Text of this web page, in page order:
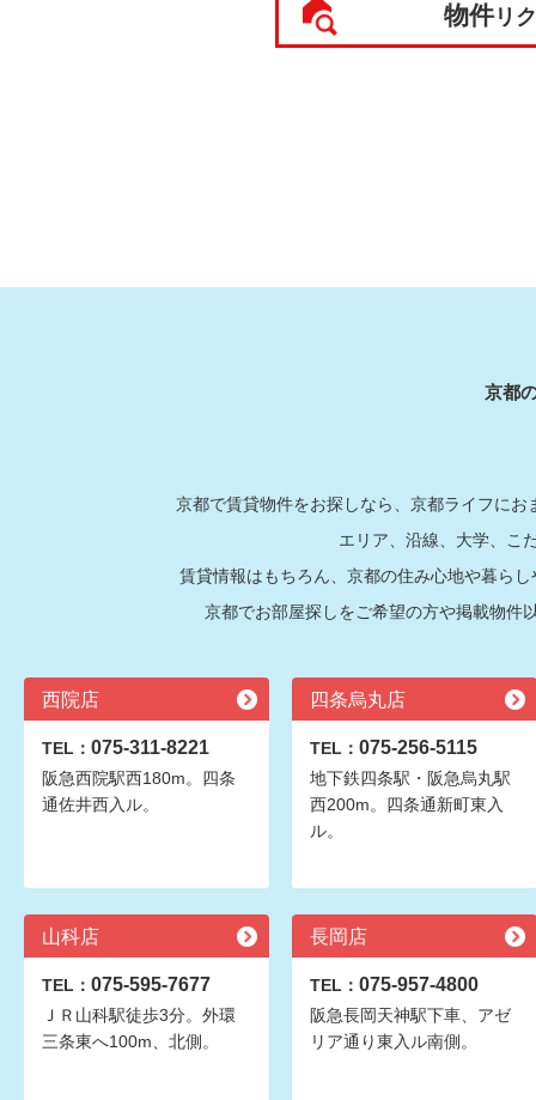
物件リ
京都
京都で賃貸物件をお探しなら、京都ライフに
エリア、沿線、大学、こ
賃貸情報はもちろん、京都の住み心地や暮ら
京都でお部屋探しをご希望の方や掲載物件
西院店
TEL： 075-311-8221
阪急西院駅西180m。四条
通佐井西入ル。
四条烏丸店
TEL： 075-256-5115
地下鉄四条駅・阪急烏丸駅
西200m。四条通新町東入
ル。
山科店
TEL： 075-595-7677
ＪＲ山科駅徒歩3分。外環
三条東へ100m、北側。
長岡店
TEL： 075-957-4800
阪急長岡天神駅下車、アゼ
リア通り東入ル南側。